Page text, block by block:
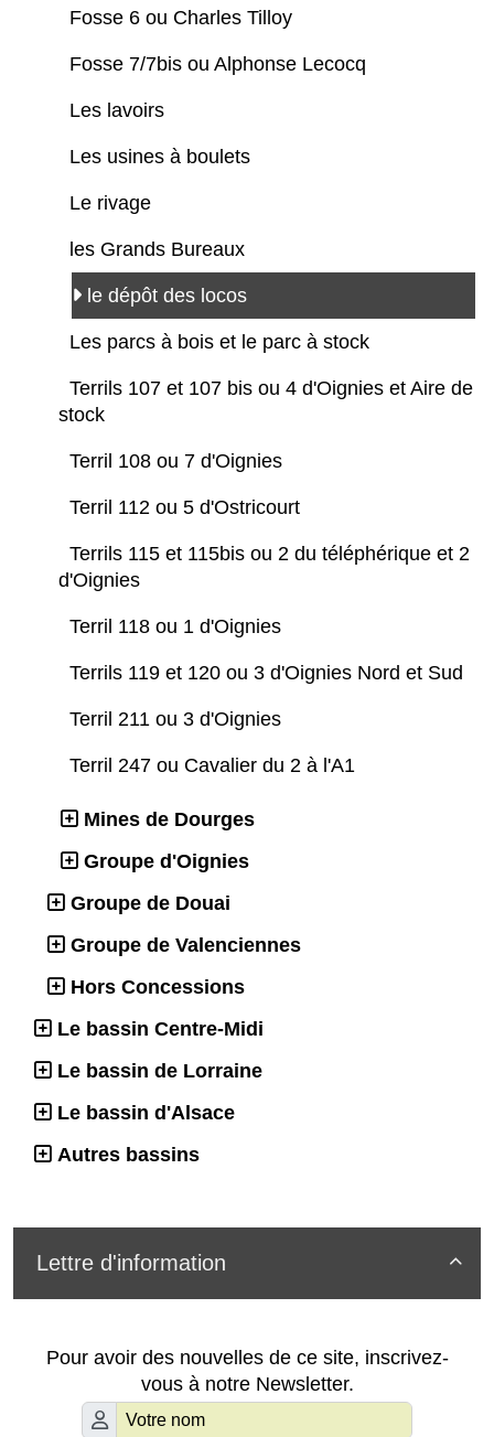
Fosse 6 ou Charles Tilloy
Fosse 7/7bis ou Alphonse Lecocq
Les lavoirs
Les usines à boulets
Le rivage
les Grands Bureaux
le dépôt des locos
Les parcs à bois et le parc à stock
Terrils 107 et 107 bis ou 4 d'Oignies et Aire de
stock
Terril 108 ou 7 d'Oignies
Terril 112 ou 5 d'Ostricourt
Terrils 115 et 115bis ou 2 du téléphérique et 2
d'Oignies
Terril 118 ou 1 d'Oignies
Terrils 119 et 120 ou 3 d'Oignies Nord et Sud
Terril 211 ou 3 d'Oignies
Terril 247 ou Cavalier du 2 à l'A1
Mines de Dourges
Groupe d'Oignies
Groupe de Douai
Groupe de Valenciennes
Hors Concessions
Le bassin Centre-Midi
Le bassin de Lorraine
Le bassin d'Alsace
Autres bassins

Lettre d'information
Pour avoir des nouvelles de ce site, inscrivez-
vous à notre Newsletter.